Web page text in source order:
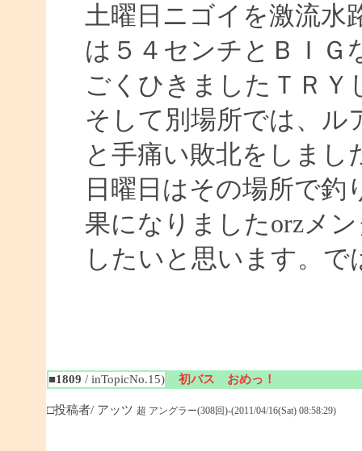
土曜日ニゴイを激流水
は５４センチとＢＩＧ
ごくひきましたＴＲ
そして別場所では、ル
と手痛い敗北をしまし
日曜日はその場所で
果になりましたorzメ
したいと思います。で
■1809 / inTopicNo.15) 初バス おめっ！
□投稿者/ アッツ 超 アングラー(308回)-(2011/04/16(Sat) 08:58:29)